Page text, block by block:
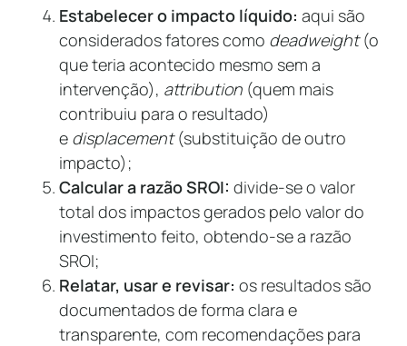
Estabelecer o impacto líquido: aqui são
considerados fatores como deadweight(o
que teria acontecido mesmo sem a
intervenção), attribution (quem mais
contribuiu para o resultado)
e displacement(substituição de outro
impacto);
Calcular a razão SROI: divide-se o valor
total dos impactos gerados pelo valor do
investimento feito, obtendo-se a razão
SROI;
Relatar, usar e revisar: os resultados são
documentados de forma clara e
transparente, com recomendações para